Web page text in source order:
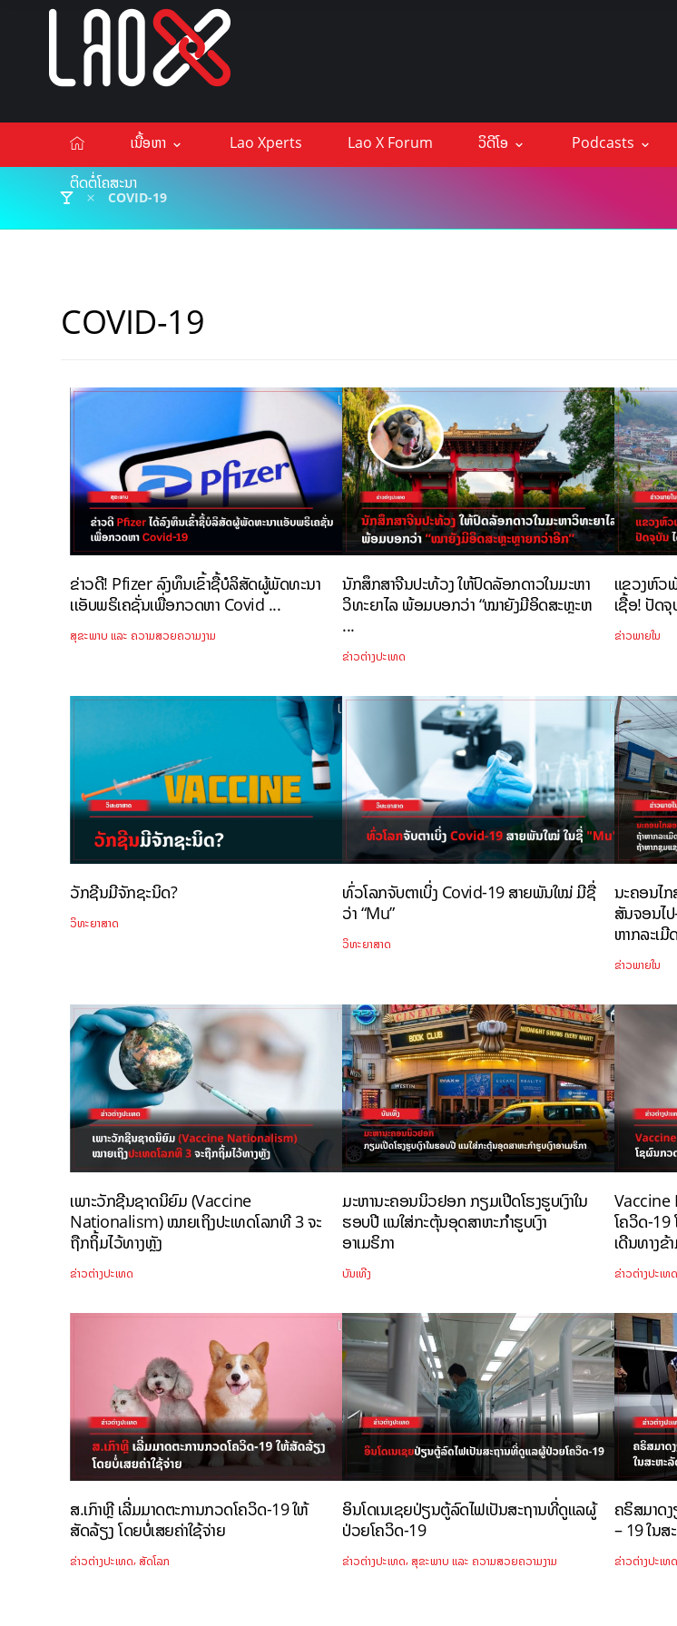
ເນື້ອຫາ Lao Xperts Lao X Forum ວິດີໂອ Podcasts
ຕິດຕໍ່ໂຄສະນາ
COVID-19
COVID-19
ຂ່າວດີ! Pfizer ລົງທຶນເຂົ້າຊື້ບໍລິສັດຜູ້ພັດທະນາ
ເເອັບພຣິເຄຊັ່ນເພື່ອກວດຫາ Covid ...
ສຸຂະພາບ ແລະ ຄວາມສວຍຄວາມງາມ
ນັກສຶກສາຈີນປະທ້ວງ ໃຫ້ປົດລັອກດາວໃນມະຫາ
ວິທະຍາໄລ ພ້ອມບອກວ່າ “ໝາຍັງມີອິດສະຫຼະຫ
...
ຂ່າວຕ່າງປະເທດ
ແຂວງຫົວ
ເຊື້ອ! ປັດ
ຂ່າວພາຍໃນ
ວັກຊີນມີຈັກຊະນິດ?
ວິທະຍາສາດ
ທົ່ວໂລກຈັບຕາເບິ່ງ Covid-19 ສາຍພັນໃໝ່ ມີຊື່
ວ່າ “Mu”
ວິທະຍາສາດ
ນະຄອນໄ
ສັນຈອນໄປ
ຫາກລະເມີ
ຂ່າວພາຍໃນ
ເພາະວັກຊີນຊາດນິຍົມ (Vaccine
Nationalism) ໝາຍເຖິງປະເທດໂລກທີ 3 ຈະ
ຖືກຖິ້ມໄວ້ທາງຫຼັງ
ຂ່າວຕ່າງປະເທດ
ມະຫານະຄອນນິວຢອກ ກຽມເປີດໂຮງຮູບເງົາໃນ
ຮອບປີ ແນໃສ່ກະຕຸ້ນອຸດສາຫະກຳຮູບເງົາ
ອາເມຣິກາ
ບັນເທີງ
Vaccine
ໂຄວິດ-19
ເດີນທາງຂ້
ຂ່າວຕ່າງປະເທດ
ສ.ເກົາຫຼີ ເລີ່ມມາດຕະການກວດໂຄວິດ-19 ໃຫ້
ສັດລ້ຽງ ໂດຍບໍ່ເສຍຄ່າໃຊ້ຈ່າຍ
ຂ່າວຕ່າງປະເທດ, ສັດໂລກ
ອິນໂດເນເຊຍປ່ຽນຕູ້ລົດໄຟເປັນສະຖານທີ່ດູແລຜູ້
ປ່ວຍໂຄວິດ-19
ຂ່າວຕ່າງປະເທດ, ສຸຂະພາບ ແລະ ຄວາມສວຍຄວາມງາມ
ຄຣິສມາດ
– 19 ໃນສ
ຂ່າວຕ່າງປະເທດ